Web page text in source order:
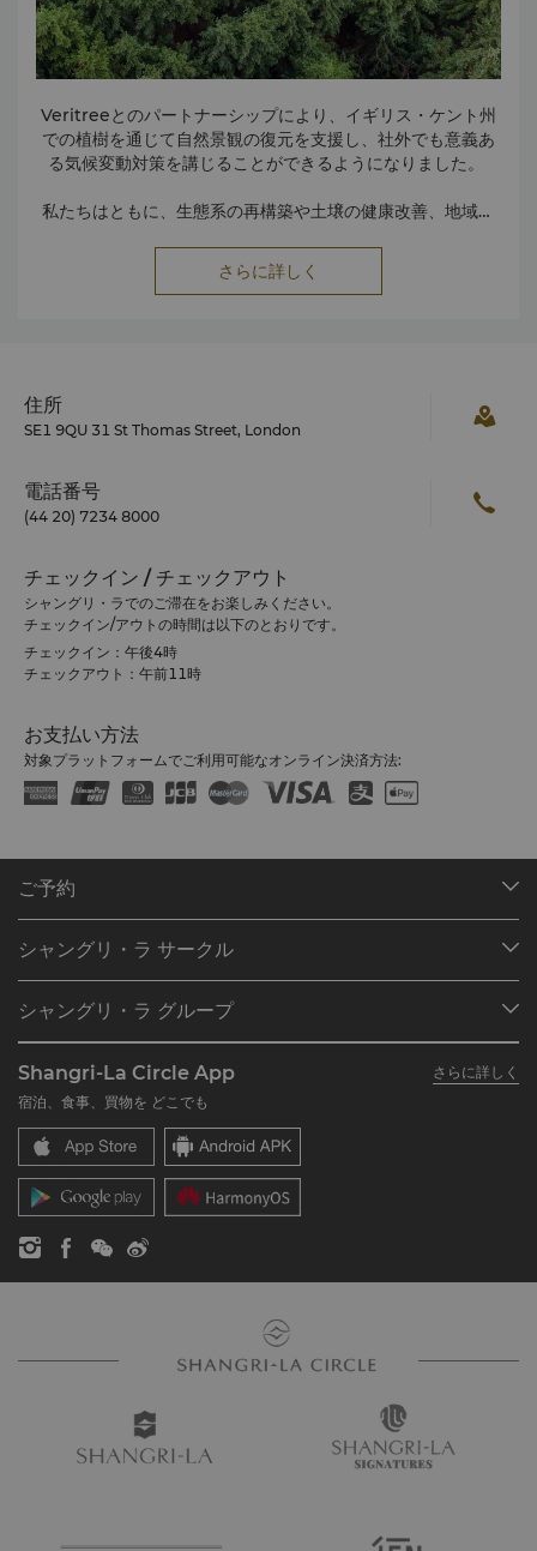
Veritreeとのパートナーシップにより、イギリス・ケント州
での植樹を通じて自然景観の復元を支援し、社外でも意義あ
る気候変動対策を講じることができるようになりました。
私たちはともに、生態系の再構築や土壌の健康改善、地域の
する、自然に基づいたソリューションを支援しています。
用いられ、透明性と永続的なプラスの影響を保証します。団
結することで、私たちは脆弱な景観を再生し、将来世代のた
さらに詳しく
住所
SE1 9QU 31 St Thomas Street, London
電話番号
(44 20) 7234 8000
チェックイン / チェックアウト
シャングリ・ラでのご滞在をお楽しみください。
チェックイン/アウトの時間は以下のとおりです。
チェックイン：午後4時
チェックアウト：午前11時
お支払い方法
対象プラットフォームでご利用可能なオンライン決済方法:
ご予約
ご予約の検索
レストラン＆バー
シャングリ・ラ サークル
シャングリ・ラ サークルに入会
よくあるお問合せや質問
SLCに関するお問い合わせ
シャングリ・ラ グループ
シャングリ・ラ ブランド
シャングリ・ラ センター
レジデンス
お問い合わせ
採用情報
企業の社会的責任
ニュース
Shangri-La Circle App
さらに詳しく
宿泊、食事、買物を どこでも